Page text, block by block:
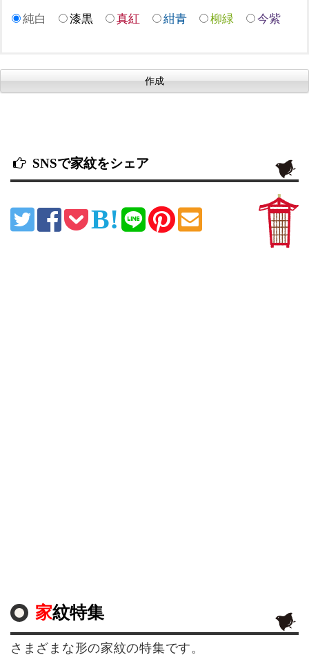
純白 漆黒 真紅 紺青 柳緑 今紫
SNSで家紋をシェア
家紋特集
さまざまな形の家紋の特集です。